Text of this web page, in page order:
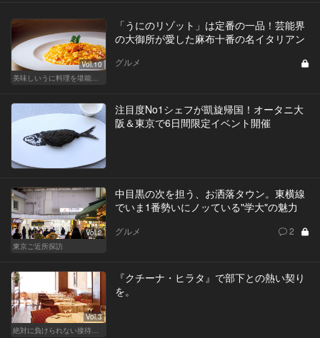
Vol.10
美味しいうに料理を堪能できる東京の名店
「うにのリゾット」は定番の一品！芸能界
の大御所が愛した麻布十番の名イタリアン
グルメ
注目度No1シェフが凱旋帰国！オータニ大
阪＆東京で6日間限定イベント開催
Vol.2
東京ご近所探訪
中目黒の次を担う、お洒落タウン。東横線
でいま1番勢いにノッている"学大"の魅力
グルメ 2
Vol.3
絶対に負けられない接待が、今宵はある
『クチーナ・ヒラタ』で部下との熱い契り
を。